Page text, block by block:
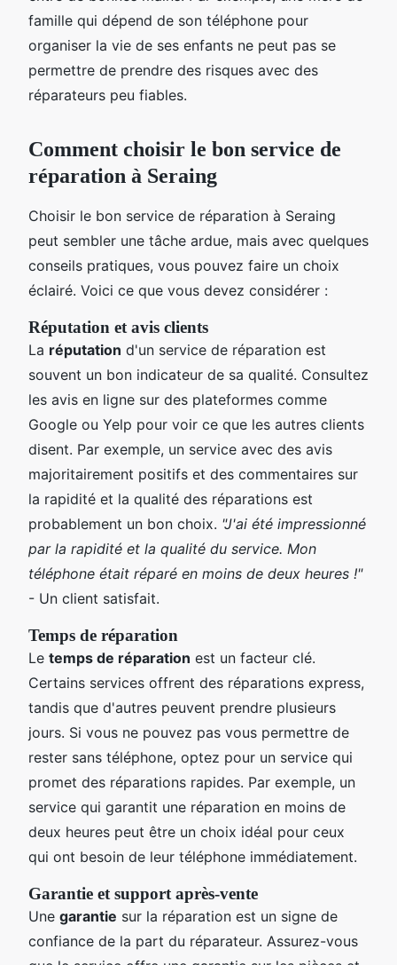
famille qui dépend de son téléphone pour
organiser la vie de ses enfants ne peut pas se
permettre de prendre des risques avec des
réparateurs peu fiables.
Comment choisir le bon service de
réparation à Seraing
Choisir le bon service de réparation à Seraing
peut sembler une tâche ardue, mais avec quelques
conseils pratiques, vous pouvez faire un choix
éclairé. Voici ce que vous devez considérer :
Réputation et avis clients
La réputation d'un service de réparation est
souvent un bon indicateur de sa qualité. Consultez
les avis en ligne sur des plateformes comme
Google ou Yelp pour voir ce que les autres clients
disent. Par exemple, un service avec des avis
majoritairement positifs et des commentaires sur
la rapidité et la qualité des réparations est
probablement un bon choix. "J'ai été impressionné
par la rapidité et la qualité du service. Mon
téléphone était réparé en moins de deux heures !"
- Un client satisfait.
Temps de réparation
Le temps de réparation est un facteur clé.
Certains services offrent des réparations express,
tandis que d'autres peuvent prendre plusieurs
jours. Si vous ne pouvez pas vous permettre de
rester sans téléphone, optez pour un service qui
promet des réparations rapides. Par exemple, un
service qui garantit une réparation en moins de
deux heures peut être un choix idéal pour ceux
qui ont besoin de leur téléphone immédiatement.
Garantie et support après-vente
Une garantie sur la réparation est un signe de
confiance de la part du réparateur. Assurez-vous